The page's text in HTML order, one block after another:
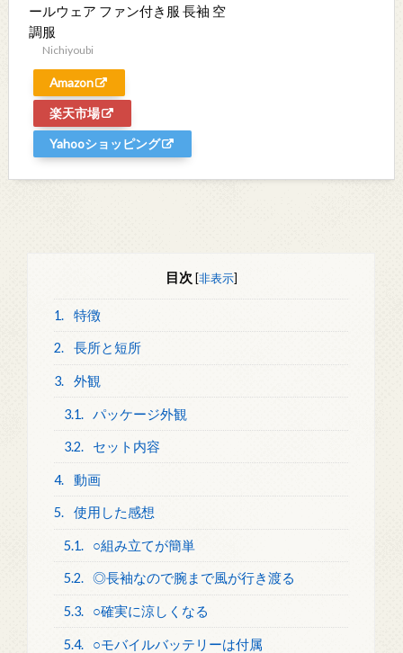
ールウェア ファン付き服 長袖 空
調服
Nichiyoubi
Amazon
楽天市場
Yahooショッピング
目次 [非表示]
1. 特徴
2. 長所と短所
3. 外観
3.1. パッケージ外観
3.2. セット内容
4. 動画
5. 使用した感想
5.1. ○組み立てが簡単
5.2. ◎長袖なので腕まで風が行き渡る
5.3. ○確実に涼しくなる
5.4. ○モバイルバッテリーは付属